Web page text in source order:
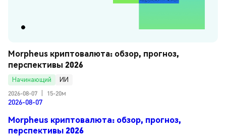
Morpheus криптовалюта: обзор, прогноз,
перспективы 2026
Начинающий
ИИ
2026-08-07
15-20м
2026-08-07
Morpheus криптовалюта: обзор, прогноз,
перспективы 2026